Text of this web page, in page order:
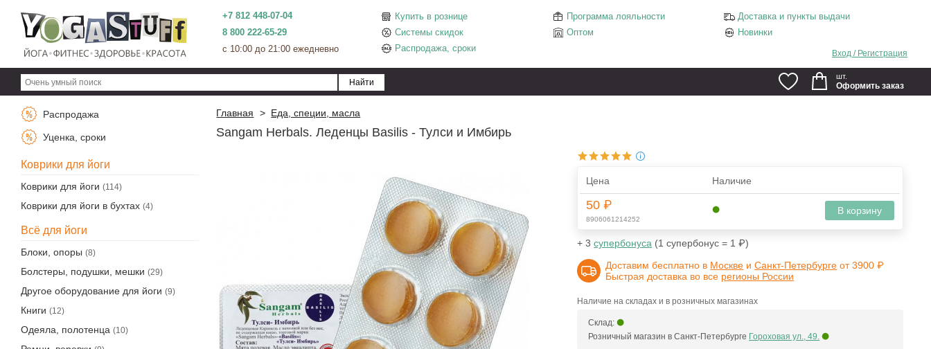
+7 812 448-07-04
8 800 222-65-29
c 10:00 до 21:00 ежедневно
Купить в рознице Программа лояльности
Доставка и пункты выдачи
Системы скидок
Оптом
Новинки
Распродажа, сроки
Вход / Регистрация
Оформить заказ
шт.
Распродажа
Уценка, сроки
Коврики для йоги
Коврики для йоги (114)
Коврики для йоги в бухтах (4)
Всё для йоги
Блоки, опоры (8)
Болстеры, подушки, мешки (29)
Другое оборудование для йоги (9)
Книги (12)
Одеяла, полотенца (10)
Главная > Еда, специи, масла
Sangam Herbals. Леденцы Basilis - Тулси и Имбирь
Цена Наличие
50 ₽
8906061214252
В корзину
+ 3супербонуса (1 супербонус = 1 ₽)
Доставим бесплатно в Москве иСанкт-Петербурге от 3900 ₽
Быстрая доставка во все регионы России
Наличие на складах и в розничных магазинах
Склад:
Розничный магазин в Санкт-Петербурге Гороховая ул., 49.